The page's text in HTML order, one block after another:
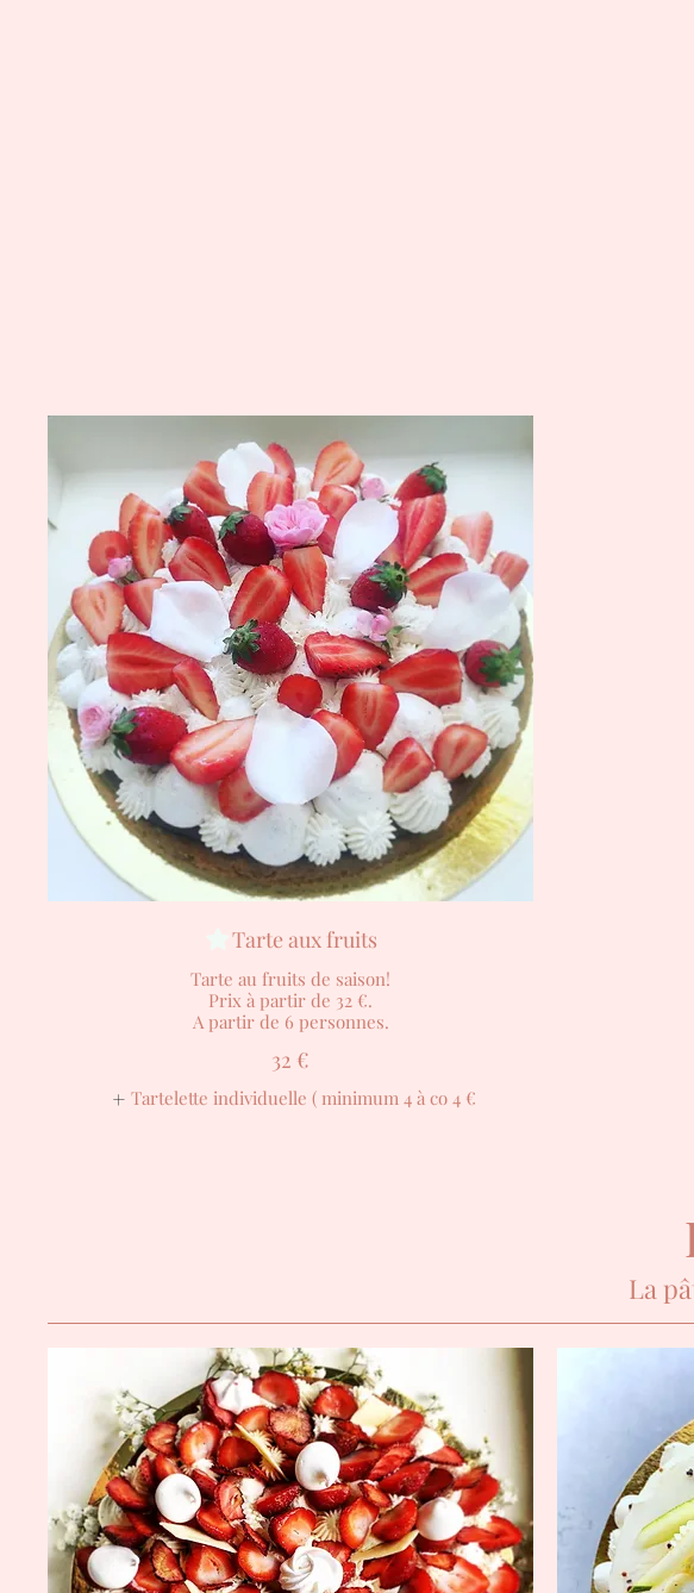
Tarte aux fruits
Tarte au fruits de saison!
Prix à partir de 32 €.
A partir de 6 personnes.
32 €
Tartelette individuelle ( minimum 4 à co 4 €
La